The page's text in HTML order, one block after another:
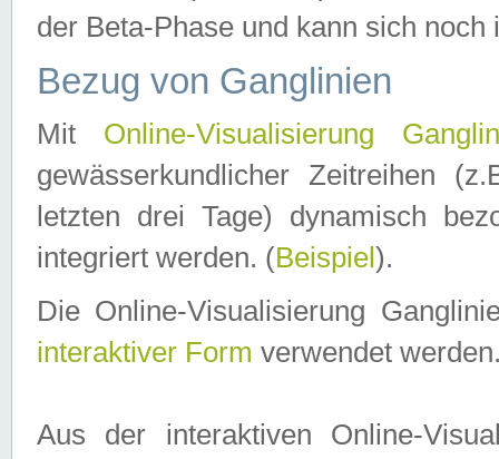
der Beta-Phase und kann sich noch
Bezug von Ganglinien
Mit Online-Visualisierung
gewässerkundlicher Zeitreihen
letzten drei Tage) dynamisch
integriert werden. (Beispiel ).
Die Online-Visualisierung
interaktiver Form verwendet
Aus der interaktiven Online-